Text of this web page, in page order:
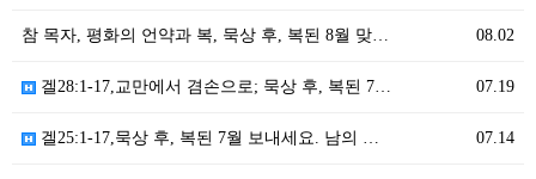
08.02
참 목자, 평화의 언약과 복, 묵상 후, 복된 8월 맞…
07.19
겔28:1-17,교만에서 겸손으로; 묵상 후, 복된 7…
07.14
겔25:1-17,묵상 후, 복된 7월 보내세요. 남의 …